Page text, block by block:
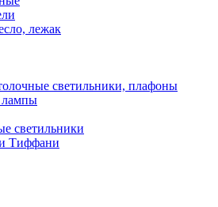
лежак
светильники, плафоны
лампы
светильники
Тиффани